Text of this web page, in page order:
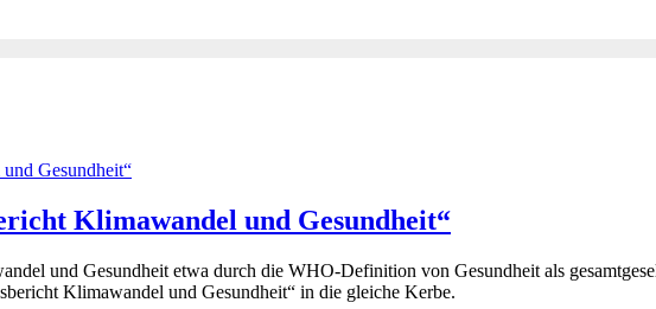
Klimawandel und Gesundheit“
und Gesundheit etwa durch die WHO-Definition von Gesundheit als
Klimawandel und Gesundheit“ in die gleiche Kerbe.